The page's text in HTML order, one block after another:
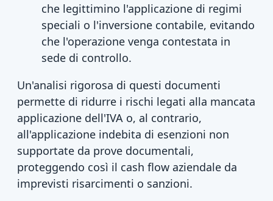
che legittimino l'applicazione di regimi
speciali o l'inversione contabile, evitando
che l'operazione venga contestata in
sede di controllo.
Un'analisi rigorosa di questi documenti
permette di ridurre i rischi legati alla mancata
applicazione dell'IVA o, al contrario,
all'applicazione indebita di esenzioni non
supportate da prove documentali,
proteggendo così il cash flow aziendale da
imprevisti risarcimenti o sanzioni.